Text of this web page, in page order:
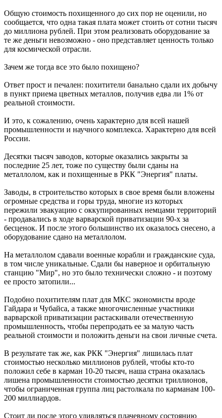
Общую стоимость похищенного до сих пор не оценили, но
сообщается, что одна такая плата может стоить от сотни тысяч
до миллиона рублей. При этом реализовать оборудование за
те же деньги невозможно - оно представляет ценность только
для космической отрасли.
Зачем же тогда все это было похищено?
Ответ прост и печален: похитители банально сдали их добычу
в пункт приема цветных металлов, получив едва ли 1% от
реальной стоимости.
И это, к сожалению, очень характерно для всей нашей
промышленности и научного комплекса. Характерно для всей
России.
Десятки тысяч заводов, которые оказались закрыты за
последние 25 лет, тоже по существу были сданы на
металлолом, как и похищенные в РКК "Энергия" платы.
Заводы, в строительство которых в свое время были вложены
огромные средства и горы труда, многие из которых
пережили эвакуацию с оккупированных немцами территорий
- продавались в ходе варварской приватизации 90-х за
бесценок. И после этого большинство их оказалось снесено, а
оборудование сдано на металлолом.
На металлолом сдавали военные корабли и гражданские суда,
в том числе уникальные. Сдали бы наверное и орбитальную
станцию "Мир", но это было технически сложно - и поэтому
ее просто затопили...
Подобно похитителям плат для МКС экономисты вроде
Гайдара и Чубайса, а также многочисленные участники
варварской приватизации растаскивали отечественную
промышленность, чтобы перепродать ее за малую часть
реальной стоимости и положить деньги на свои личные счета.
В результате так же, как РКК "Энергия" лишилась плат
стоимостью несколько миллионов рублей, чтобы кто-то
положил себе в карман 10-20 тысяч, наша страна оказалась
лишена промышленности стоимостью десятки триллионов,
чтобы ограниченная группа лиц растолкала по карманам 100-
200 миллиардов.
Стоит ли после этого удивляться плачевному состоянию